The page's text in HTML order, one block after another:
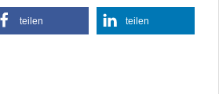
teilen teilen